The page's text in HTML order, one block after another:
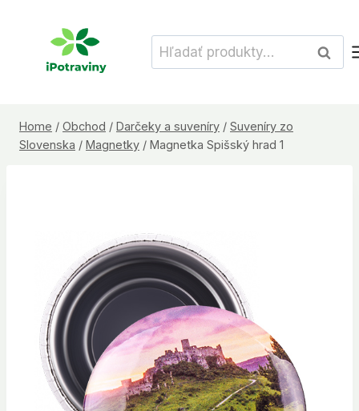
Hľadať:
Home / Obchod / Darčeky a suveníry / Suveníry zo
Slovenska / Magnetky / Magnetka Spišský hrad 1